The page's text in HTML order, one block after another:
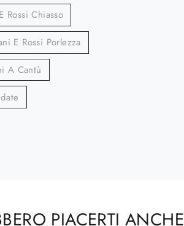
Rossi Chiasso
E Rossi Porlezza
A Cantù
PIACERTI ANCHE